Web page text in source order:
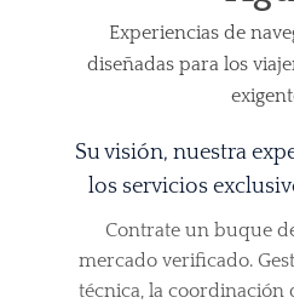
Experiencias de
diseñadas para los
Su visión, nuestra
los servicios
Contrate un buque
mercado verificado.
técnica, la coordinación